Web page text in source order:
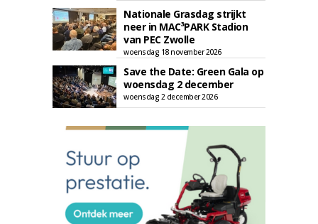
Nationale Grasdag strijkt
neer in MAC³PARK Stadion
van PEC Zwolle
woensdag 18 november 2026
Save the Date: Green Gala op
woensdag 2 december
woensdag 2 december 2026